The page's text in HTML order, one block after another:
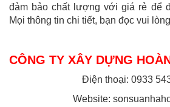
đảm bảo chất lượng với giá rẻ để
Mọi thông tin chi tiết, bạn đọc vui
CÔNG TY XÂY DỰNG
Điện thoại: 0933
Website: